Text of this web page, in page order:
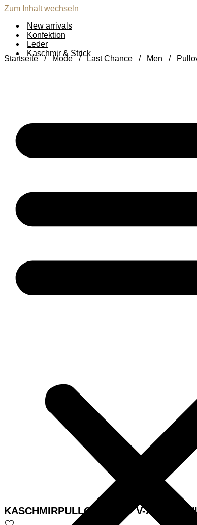
Zum Inhalt wechseln
New arrivals
Konfektion
Leder
Kaschmir & Strick
Startseite / Mode / Last Chance / Men /
KASCHMIRPULLOVER MIT V-